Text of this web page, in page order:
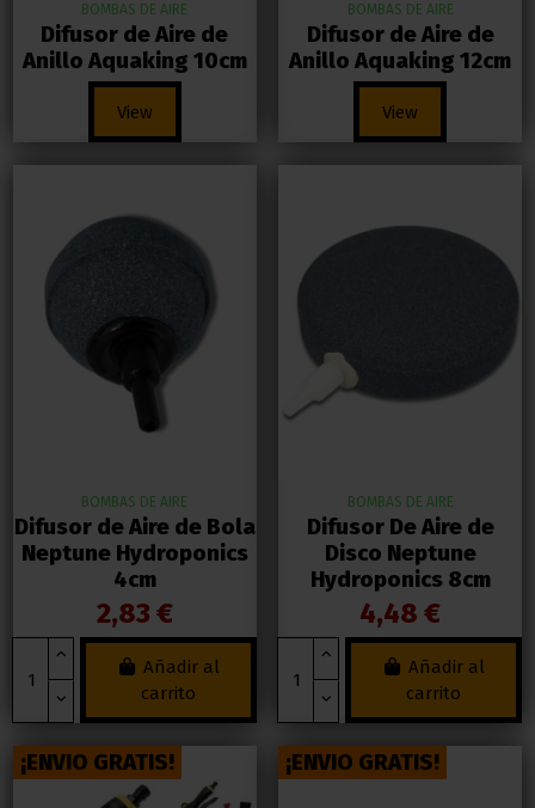
BOMBAS DE AIRE
Difusor de Aire de
Anillo Aquaking 10cm
View
BOMBAS DE AIRE
Difusor de Aire de
Anillo Aquaking 12cm
View
BOMBAS DE AIRE
Difusor de Aire de Bola
Neptune Hydroponics
4cm
2,83 €
Añadir al
carrito
BOMBAS DE AIRE
Difusor De Aire de
Disco Neptune
Hydroponics 8cm
4,48 €
Añadir al
carrito
¡ENVIO GRATIS! ¡ENVIO GRATIS!